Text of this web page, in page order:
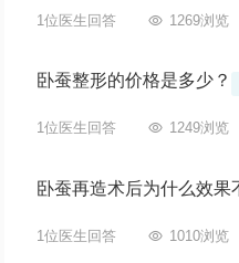
1位医生回答  1269浏览
卧蚕整形的价格是多少？
1位医生回答  1249浏览
卧蚕再造术后为什么效果
1位医生回答  1010浏览